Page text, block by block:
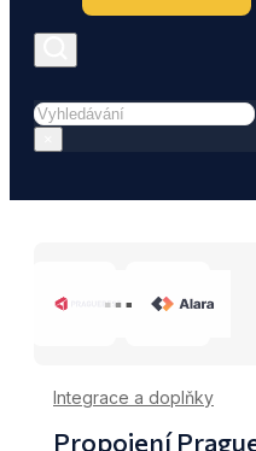
Hledat
Integrace a doplňky
Propojení